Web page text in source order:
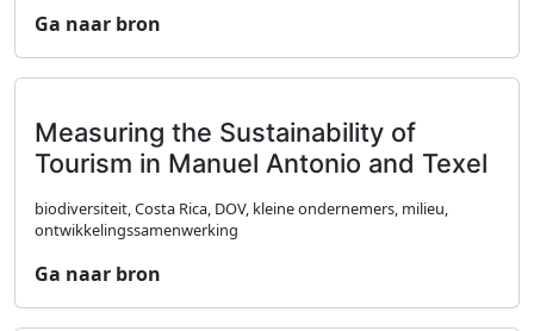
Ga naar bron
Measuring the Sustainability of
Tourism in Manuel Antonio and Texel
biodiversiteit, Costa Rica, DOV, kleine ondernemers, milieu,
ontwikkelingssamenwerking
Ga naar bron